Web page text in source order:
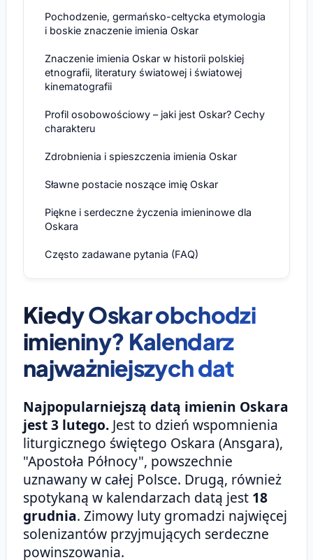
Pochodzenie, germańsko-celtycka etymologia
i boskie znaczenie imienia Oskar
Znaczenie imienia Oskar w historii polskiej
etnografii, literatury światowej i światowej
kinematografii
Profil osobowościowy – jaki jest Oskar? Cechy
charakteru
Zdrobnienia i spieszczenia imienia Oskar
Sławne postacie noszące imię Oskar
Piękne i serdeczne życzenia imieninowe dla
Oskara
Często zadawane pytania (FAQ)
Kiedy Oskar obchodzi
imieniny? Kalendarz
najważniejszych dat
Najpopularniejszą datą imienin Oskara
jest 3 lutego. Jest to dzień wspomnienia
liturgicznego świętego Oskara (Ansgara),
"Apostoła Północy", powszechnie
uznawany w całej Polsce. Drugą, również
spotykaną w kalendarzach datą jest 18
grudnia. Zimowy luty gromadzi najwięcej
solenizantów przyjmujących serdeczne
powinszowania.